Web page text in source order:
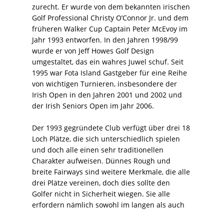
zurecht. Er wurde von dem bekannten irischen
Golf Professional Christy O’Connor Jr. und dem
früheren Walker Cup Captain Peter McEvoy im
Jahr 1993 entworfen. In den Jahren 1998/99
wurde er von Jeff Howes Golf Design
umgestaltet, das ein wahres Juwel schuf. Seit
1995 war Fota Island Gastgeber für eine Reihe
von wichtigen Turnieren, insbesondere der
Irish Open in den Jahren 2001 und 2002 und
der Irish Seniors Open im Jahr 2006.
Der 1993 gegründete Club verfügt über drei 18
Loch Plätze, die sich unterschiedlich spielen
und doch alle einen sehr traditionellen
Charakter aufweisen. Dünnes Rough und
breite Fairways sind weitere Merkmale, die alle
drei Plätze vereinen, doch dies sollte den
Golfer nicht in Sicherheit wiegen. Sie alle
erfordern nämlich sowohl im langen als auch